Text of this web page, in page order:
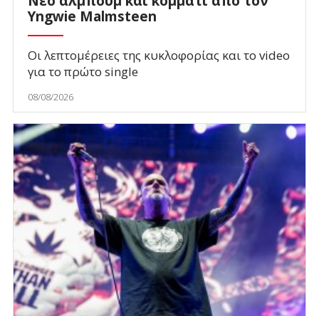
Yngwie Malmsteen
Οι λεπτομέρειες της κυκλοφορίας και το video
για το πρώτο single
08/08/2026